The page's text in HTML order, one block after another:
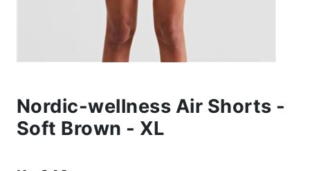
Nordic-wellness Air Shorts -
Soft Brown - XL